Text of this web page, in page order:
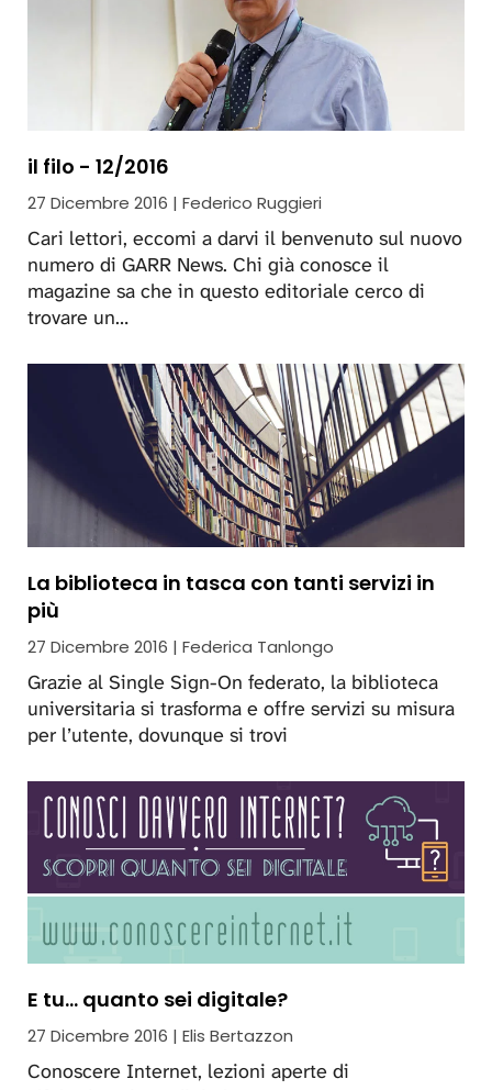
il filo - 12/2016
27 Dicembre 2016 | Federico Ruggieri
Cari lettori, eccomi a darvi il benvenuto sul nuovo
numero di GARR News. Chi già conosce il
magazine sa che in questo editoriale cerco di
trovare un…
La biblioteca in tasca con tanti servizi in
più
27 Dicembre 2016 | Federica Tanlongo
Grazie al Single Sign-On federato, la biblioteca
universitaria si trasforma e offre servizi su misura
per l’utente, dovunque si trovi
E tu... quanto sei digitale?
27 Dicembre 2016 | Elis Bertazzon
Conoscere Internet, lezioni aperte di